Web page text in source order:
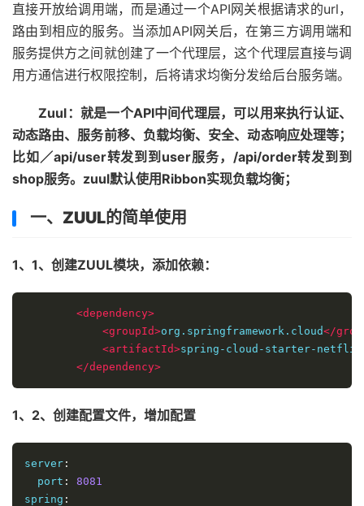
直接开放给调用端，而是通过一个API网关根据请求的url，
路由到相应的服务。当添加API网关后，在第三方调用端和
服务提供方之间就创建了一个代理层，这个代理层直接与调
用方通信进行权限控制，后将请求均衡分发给后台服务端。
Zuul：就是一个API中间代理层，可以用来执行认证、
动态路由、服务前移、负载均衡、安全、动态响应处理等；
比如／api/user转发到到user服务，/api/order转发到到
shop服务。zuul默认使用Ribbon实现负载均衡；
一、ZUUL的简单使用
1、1、创建ZUUL模块，添加依赖：
<dependency>
<groupId>org.springframework.cloud</
<artifactId>spring-cloud-starter-
</dependency>
1、2、创建配置文件，增加配置
server :
  port
:
8081
spring :